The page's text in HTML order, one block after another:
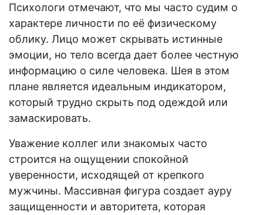
Психологи отмечают, что мы часто судим о
характере личности по её физическому
облику. Лицо может скрывать истинные
эмоции, но тело всегда дает более честную
информацию о силе человека. Шея в этом
плане является идеальным индикатором,
который трудно скрыть под одеждой или
замаскировать.
Уважение коллег или знакомых часто
строится на ощущении спокойной
уверенности, исходящей от крепкого
мужчины. Массивная фигура создает ауру
защищенности и авторитета, которая